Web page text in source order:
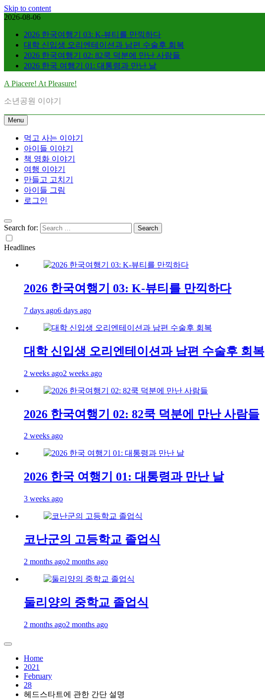
Skip to content
2026-08-06
2026 한국여행기 03: K-뷰티를 만끽하다
대학 신입생 오리엔테이션과 남편 수술후 회복
2026 한국여행기 02: 82쿡 덕분에 만난 사람들
2026 한국 여행기 01: 대통령과 만난 날
A Piacere! At Pleasure!
소년공원 이야기
Menu
먹고 사는 이야기
아이들 이야기
책 영화 이야기
여행 이야기
만들고 고치기
아이들 그림
로그인
Search for:
Headlines
2026 한국여행기 03: K-뷰티를 만끽하다
7 days ago6 days ago
대학 신입생 오리엔테이션과 남편 수술후 회복
2 weeks ago2 weeks ago
2026 한국여행기 02: 82쿡 덕분에 만난 사람들
2 weeks ago
2026 한국 여행기 01: 대통령과 만난 날
3 weeks ago
코난군의 고등학교 졸업식
2 months ago2 months ago
둘리양의 중학교 졸업식
2 months ago2 months ago
Home
2021
February
28
헤드스타트에 관한 간단 설명